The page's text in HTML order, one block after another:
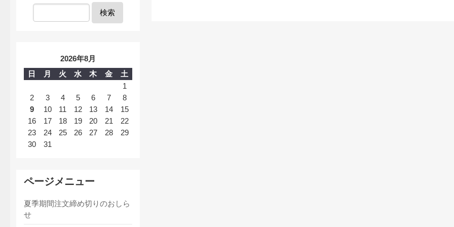
検索
2026年8月
日
月 火 水 木 金
土
1
2
3 4 5 6 7
8
9
10 11 12 13 14
15
16
17 18 19 20 21
22
23
24 25 26 27 28
29
30
31
ページメニュー
夏季期間注文締め切りのおしら
せ